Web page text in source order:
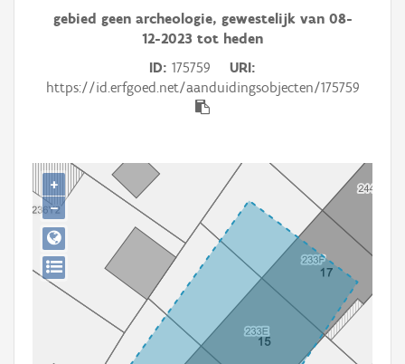
Aanduidingsobject
Thema
Persoon of collectief
Downloads
Hergebruik
Aanmelden
gebied geen archeologie, gewestelijk van 08-
12-2023 tot heden
ID 175759
URI
https://id.erfgoed.net/aanduidingsobjecten/175759
+
−